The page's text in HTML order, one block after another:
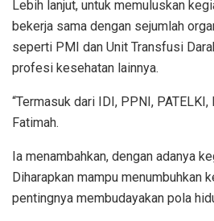
Lebih lanjut, untuk memuluskan
bekerja sama dengan sejumlah
seperti PMI dan Unit Transfusi
profesi kesehatan lainnya.
“Termasuk dari IDI, PPNI, PATELKI,
Fatimah.
Ia menambahkan, dengan adanya
Diharapkan mampu menumbuhkan
pentingnya membudayakan pola